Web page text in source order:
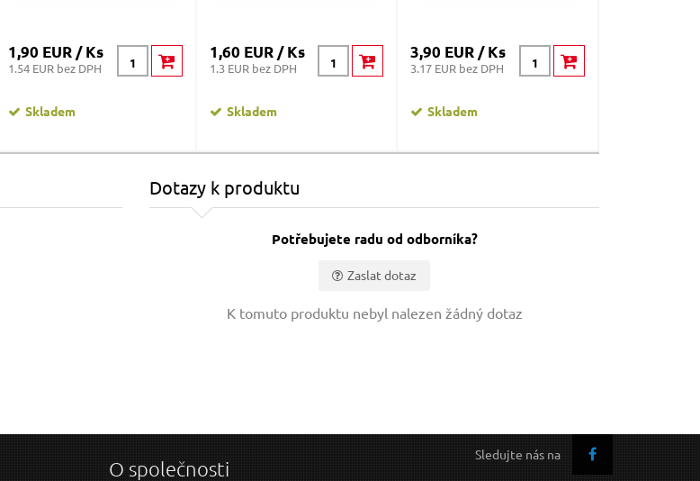
1,90 EUR / Ks
1.54 EUR bez DPH
Skladem
1,60 EUR / Ks
1.3 EUR bez DPH
Skladem
3,90 EUR / Ks
3.17 EUR bez DPH
Skladem
Dotazy k produktu
Potřebujete radu od odborníka?
Zaslat dotaz
Dotaz:
K tomuto produktu nebyl nalezen žádný dotaz
Sledujte nás na
O společnosti